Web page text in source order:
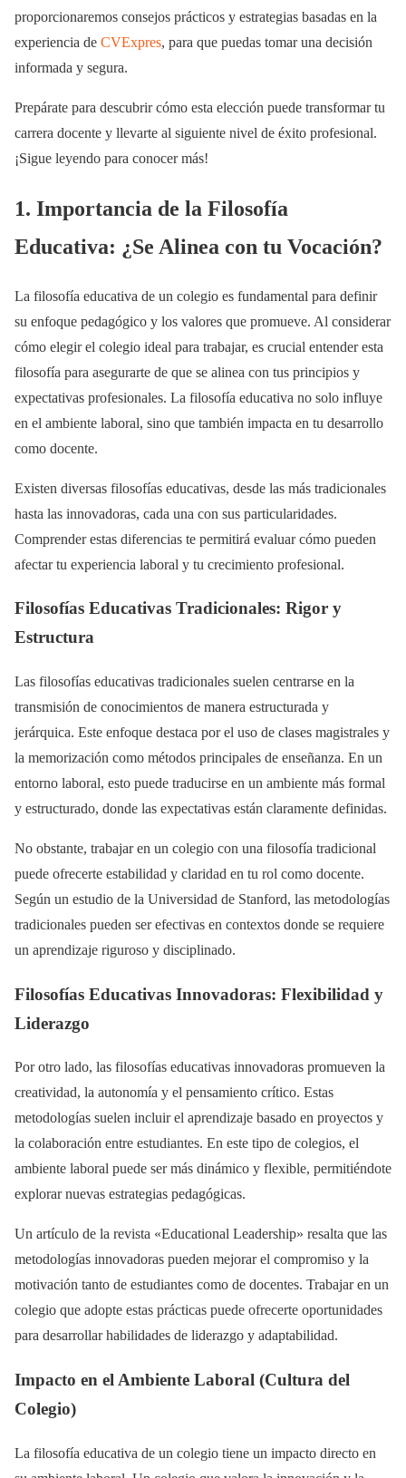
proporcionaremos consejos prácticos y estrategias basadas en la
experiencia de CVExpres, para que puedas tomar una decisión
informada y segura.
Prepárate para descubrir cómo esta elección puede transformar tu
carrera docente y llevarte al siguiente nivel de éxito profesional.
¡Sigue leyendo para conocer más!
1. Importancia de la Filosofía
Educativa: ¿Se Alinea con tu Vocación?
La filosofía educativa de un colegio es fundamental para definir
su enfoque pedagógico y los valores que promueve. Al considerar
cómo elegir el colegio ideal para trabajar, es crucial entender esta
filosofía para asegurarte de que se alinea con tus principios y
expectativas profesionales. La filosofía educativa no solo influye
en el ambiente laboral, sino que también impacta en tu desarrollo
como docente.
Existen diversas filosofías educativas, desde las más tradicionales
hasta las innovadoras, cada una con sus particularidades.
Comprender estas diferencias te permitirá evaluar cómo pueden
afectar tu experiencia laboral y tu crecimiento profesional.
Filosofías Educativas Tradicionales: Rigor y
Estructura
Las filosofías educativas tradicionales suelen centrarse en la
transmisión de conocimientos de manera estructurada y
jerárquica. Este enfoque destaca por el uso de clases magistrales y
la memorización como métodos principales de enseñanza. En un
entorno laboral, esto puede traducirse en un ambiente más formal
y estructurado, donde las expectativas están claramente definidas.
No obstante, trabajar en un colegio con una filosofía tradicional
puede ofrecerte estabilidad y claridad en tu rol como docente.
Según un estudio de la Universidad de Stanford, las metodologías
tradicionales pueden ser efectivas en contextos donde se requiere
un aprendizaje riguroso y disciplinado.
Filosofías Educativas Innovadoras: Flexibilidad y
Liderazgo
Por otro lado, las filosofías educativas innovadoras promueven la
creatividad, la autonomía y el pensamiento crítico. Estas
metodologías suelen incluir el aprendizaje basado en proyectos y
la colaboración entre estudiantes. En este tipo de colegios, el
ambiente laboral puede ser más dinámico y flexible, permitiéndote
explorar nuevas estrategias pedagógicas.
Un artículo de la revista «Educational Leadership» resalta que las
metodologías innovadoras pueden mejorar el compromiso y la
motivación tanto de estudiantes como de docentes. Trabajar en un
colegio que adopte estas prácticas puede ofrecerte oportunidades
para desarrollar habilidades de liderazgo y adaptabilidad.
Impacto en el Ambiente Laboral (Cultura del
Colegio)
La filosofía educativa de un colegio tiene un impacto directo en